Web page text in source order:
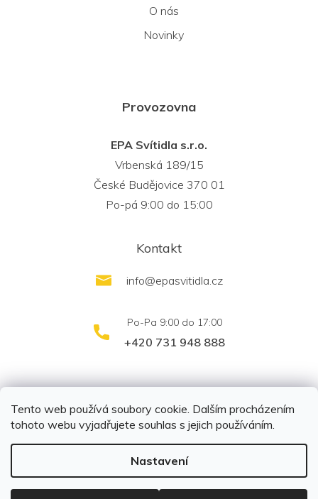
Tento web používá soubory cookie. Dalším procházením
tohoto webu vyjadřujete souhlas s jejich používáním.
Nastavení
O nás
Novinky
Provozovna
EPA Svítidla s.r.o.
Vrbenská 189/15
České Budějovice 370 01
Po-pá 9:00 do 15:00
Kontakt
info@epasvitidla.cz
+420 731 948 888
Copyright 2026EPA svítidla s.r.o.. Všechna práva
vyhrazena.Upravit nastavení cookies